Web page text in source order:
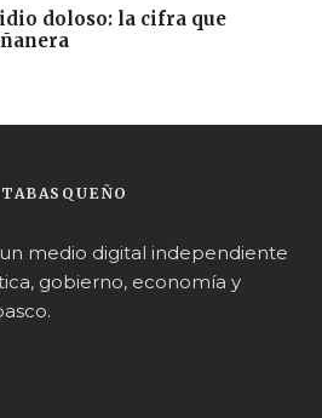
doloso: la cifra que
medio digital independiente
gobierno, economía y